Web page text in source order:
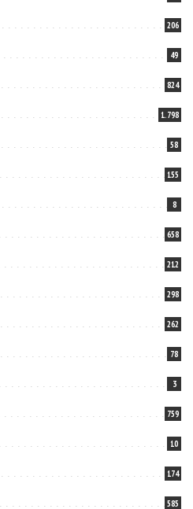
206
49
824
1.798
58
155
8
658
212
298
262
78
3
759
10
174
585